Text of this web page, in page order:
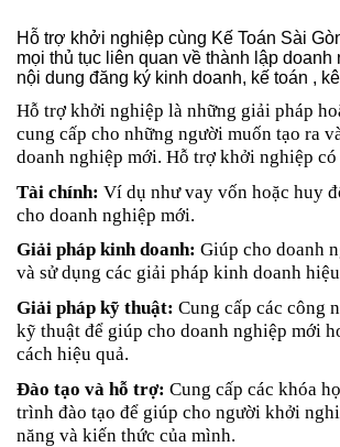
Hỗ trợ khởi nghiệp cùng Kế Toán Sài
mọi thủ tục liên quan về thành lập doanh
nội dung đăng ký kinh doanh, kế toán ,
Hỗ trợ khởi nghiệp là những giải pháp
cung cấp cho những người muốn tạo ra
doanh nghiệp mới. Hỗ trợ khởi nghiệp có
Tài chính: Ví dụ như vay vốn hoặc huy
cho doanh nghiệp mới.
Giải pháp kinh doanh: Giúp cho doanh
và sử dụng các giải pháp kinh doanh
Giải pháp kỹ thuật: Cung cấp các công
kỹ thuật để giúp cho doanh nghiệp mới
cách hiệu quả.
Đào tạo và hỗ trợ: Cung cấp các khóa
trình đào tạo để giúp cho người khởi
năng và kiến thức của mình.